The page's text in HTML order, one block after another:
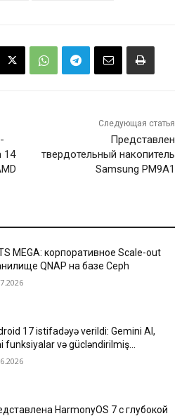
14
Следующая статья
Представлен
твердотельный накопитель
Samsung PM9A1
MEGA: корпоративное Scale-out
QNAP на базе Ceph
17 istifadəyə verildi: Gemini AI,
funksiyalar və gücləndirilmiş
HarmonyOS 7 с глубокой